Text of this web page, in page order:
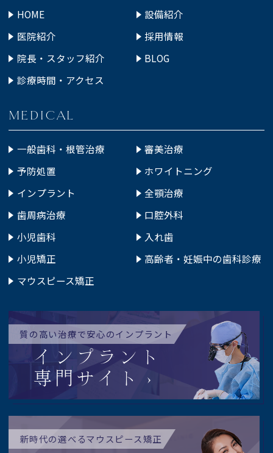
HOME
医院紹介
院長・スタッフ紹介
診療時間・アクセス
設備紹介
採用情報
BLOG
MEDICAL
一般歯科・根管治療
予防処置
インプラント
歯周病治療
小児歯科
小児矯正
マウスピース矯正
審美治療
ホワイトニング
全顎治療
口腔外科
入れ歯
高齢者・妊娠中の歯科診療
質の高い治療で安心のインプラント
インプラント
専門サイト
新時代の選べるマウスピース矯正